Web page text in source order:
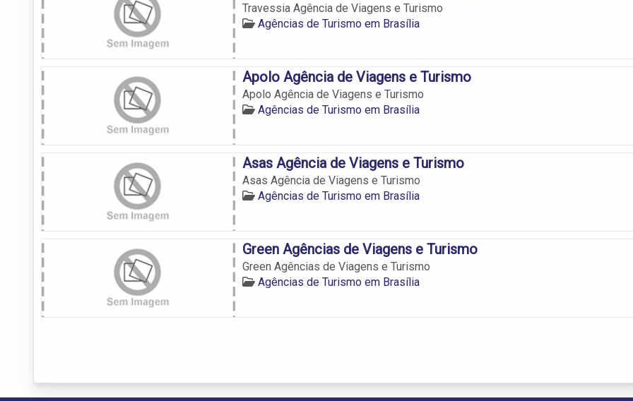
Travessia Agência de Viagens e Turismo
Agências de Turismo em Brasília
Apolo Agência de Viagens e Turismo
Apolo Agência de Viagens e Turismo
Agências de Turismo em Brasília
Asas Agência de Viagens e Turismo
Asas Agência de Viagens e Turismo
Agências de Turismo em Brasília
Green Agências de Viagens e Turismo
Green Agências de Viagens e Turismo
Agências de Turismo em Brasília